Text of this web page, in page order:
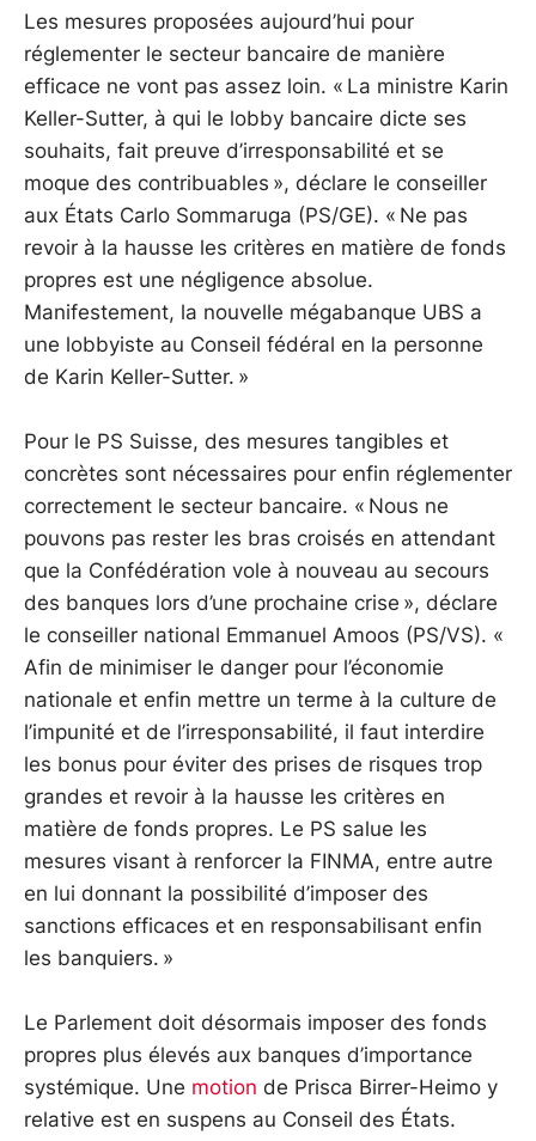
Les mesures proposées aujourd’hui pour
réglementer le secteur bancaire de manière
efficace ne vont pas assez loin. « La ministre Karin
Keller-Sutter, à qui le lobby bancaire dicte ses
souhaits, fait preuve d’irresponsabilité et se
moque des contribuables », déclare le conseiller
aux États Carlo Sommaruga (PS/GE). « Ne pas
revoir à la hausse les critères en matière de fonds
propres est une négligence absolue.
Manifestement, la nouvelle mégabanque UBS a
une lobbyiste au Conseil fédéral en la personne
de Karin Keller-Sutter. »
Pour le PS Suisse, des mesures tangibles et
concrètes sont nécessaires pour enfin réglementer
correctement le secteur bancaire. « Nous ne
pouvons pas rester les bras croisés en attendant
que la Confédération vole à nouveau au secours
des banques lors d’une prochaine crise », déclare
le conseiller national Emmanuel Amoos (PS/VS). «
Afin de minimiser le danger pour l’économie
nationale et enfin mettre un terme à la culture de
l’impunité et de l’irresponsabilité, il faut interdire
les bonus pour éviter des prises de risques trop
grandes et revoir à la hausse les critères en
matière de fonds propres. Le PS salue les
mesures visant à renforcer la FINMA, entre autre
en lui donnant la possibilité d’imposer des
sanctions efficaces et en responsabilisant enfin
les banquiers. »
Le Parlement doit désormais imposer des fonds
propres plus élevés aux banques d’importance
systémique. Une motion de Prisca Birrer-Heimo y
relative est en suspens au Conseil des États.